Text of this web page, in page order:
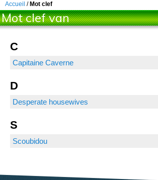
Accueil / Mot clef
Mot clef van
C
Capitaine Caverne
D
Desperate housewives
S
Scoubidou